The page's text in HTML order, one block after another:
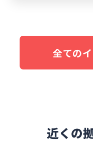
全ての
近くの